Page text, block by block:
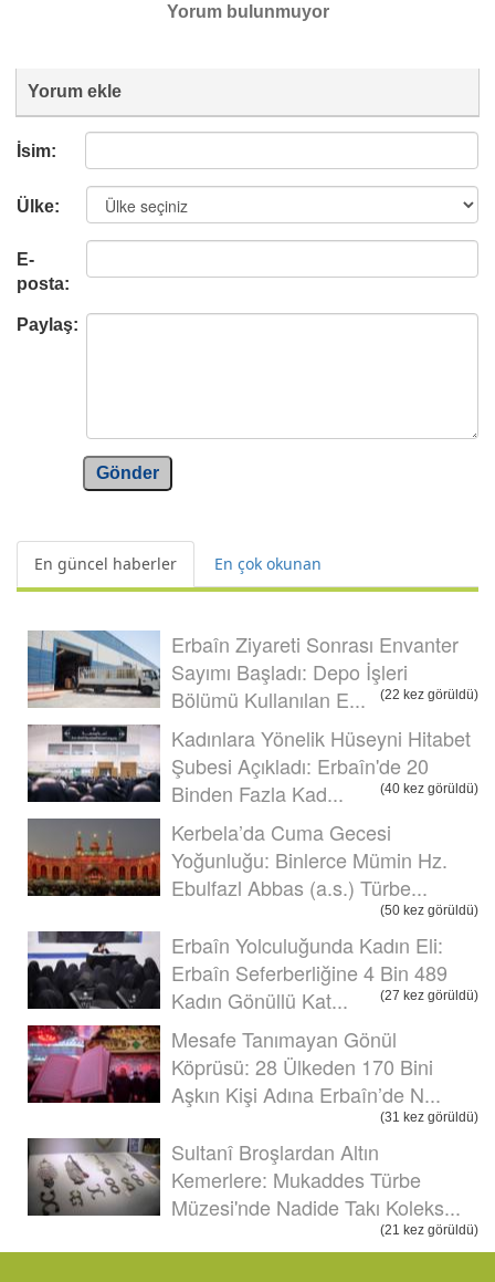
Yorum bulunmuyor
Yorum ekle
İsim:
Ülke:
E-
posta:
Paylaş:
Gönder
En güncel haberler En çok okunan
Erbaîn Ziyareti Sonrası Envanter
Sayımı Başladı: Depo İşleri
Bölümü Kullanılan E...
(22 kez görüldü)
Kadınlara Yönelik Hüseyni Hitabet
Şubesi Açıkladı: Erbaîn'de 20
Binden Fazla Kad...
(40 kez görüldü)
Kerbela’da Cuma Gecesi
Yoğunluğu: Binlerce Mümin Hz.
Ebulfazl Abbas (a.s.) Türbe...
(50 kez görüldü)
Erbaîn Yolculuğunda Kadın Eli:
Erbaîn Seferberliğine 4 Bin 489
Kadın Gönüllü Kat...
(27 kez görüldü)
Mesafe Tanımayan Gönül
Köprüsü: 28 Ülkeden 170 Bini
Aşkın Kişi Adına Erbaîn’de N...
(31 kez görüldü)
Sultanî Broşlardan Altın
Kemerlere: Mukaddes Türbe
Müzesi'nde Nadide Takı Koleks...
(21 kez görüldü)